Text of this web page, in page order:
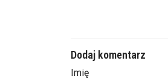
Dodaj komentarz
Imię